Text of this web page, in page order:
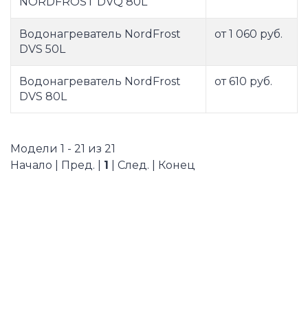
Водонагреватель NordFrost
DVS 50L
от 1 060 руб.
Водонагреватель NordFrost
DVS 80L
от 610 руб.
Модели 1 - 21 из 21
Начало | Пред. | 1 | След. | Конец